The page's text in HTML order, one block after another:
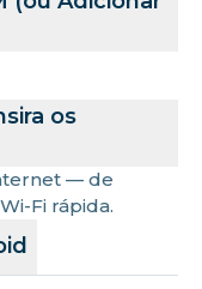
os
— de
Fi rápida.